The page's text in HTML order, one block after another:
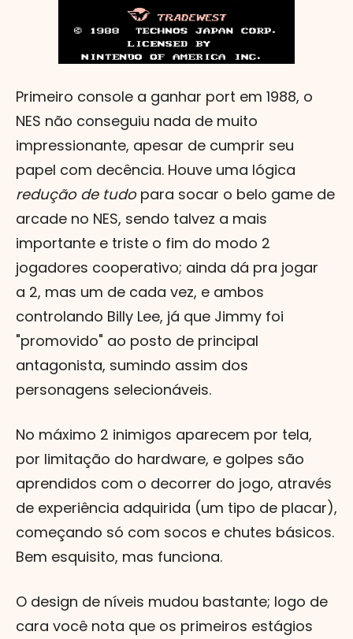
Primeiro console a ganhar port em 1988, o
NES não conseguiu nada de muito
impressionante, apesar de cumprir seu
papel com decência. Houve uma lógica
redução de tudopara socar o belo game de
arcade no NES, sendo talvez a mais
importante e triste o fim do modo 2
jogadores cooperativo; ainda dá pra jogar
a 2, mas um de cada vez, e ambos
controlando Billy Lee, já que Jimmy foi
"promovido" ao posto de principal
antagonista, sumindo assim dos
personagens selecionáveis.
No máximo 2 inimigos aparecem por tela,
por limitação do hardware, e golpes são
aprendidos com o decorrer do jogo, através
de experiência adquirida (um tipo de placar),
começando só com socos e chutes básicos.
Bem esquisito, mas funciona.
O design de níveis mudou bastante; logo de
cara você nota que os primeiros estágios